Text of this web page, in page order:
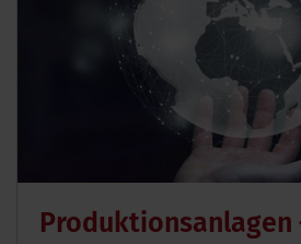
Produktionsanlagen